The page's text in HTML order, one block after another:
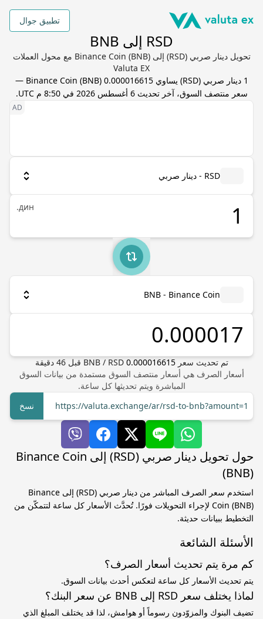
تطبيق جوال
RSD إلى BNB
تحويل دينار صربي (RSD) إلى Binance Coin (BNB) مع محول العملات
Valuta EX
1 دينار صربي (
RSD) يساوي0.000016615
Binance Coin (BNB
) —
سعر منتصف السوق، آخر تحديث6 أغسطس 2026 في 8:50 م UTC .
RSD - دينار صربي
дин.
BNB - Binance Coin
تم تحديث سعر BNB/ RSD 0.000016615 قبل46 دقيقة
أسعار الصرف هي أسعار منتصف السوق مستمدة من بيانات السوق
المباشرة ويتم تحديثها كل ساعة.
https://valuta.exchange/ar/rsd-to-bnb?amount=1
نسخ
حول تحويل دينار صربي (RSD) إلى Binance Coin
(BNB)
استخدم سعر الصرف المباشر من دينار صربي (RSD) إلى Binance
Coin (BNB) لإجراء التحويلات فورًا. تُحدَّث الأسعار كل ساعة لتتمكّن من
التخطيط ببيانات حديثة.
الأسئلة الشائعة
كم مرة يتم تحديث أسعار الصرف؟
يتم تحديث الأسعار كل ساعة لتعكس أحدث بيانات السوق.
لماذا يختلف سعر RSD إلى BNB عن سعر البنك؟
تضيف البنوك والمزوّدون رسوماً أو هوامش، لذا قد يختلف المبلغ الذي